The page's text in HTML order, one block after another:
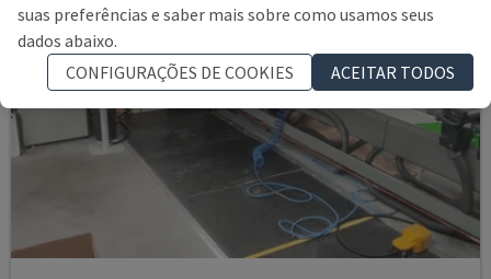
suas preferências e saber mais sobre como usamos seus
dados abaixo.
CONFIGURAÇÕES DE COOKIES
ACEITAR TODOS